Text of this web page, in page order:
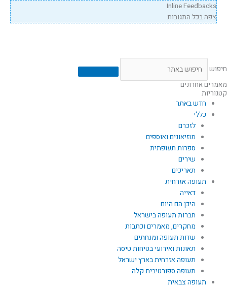
Inline Feedbacks
צפה בכל התגובות
חיפוש
מאמרים אחרונים
קטגוריות
חדש באתר
כללי
לזכרם
מוזיאונים ואוספים
ספרות תעופתית
שירים
תאריכים
תעופה אזרחית
דאייה
היכן הם היום
חברות תעופה בישראל
מחקרים, מאמרים וכתבות
שדות תעופה ומנחתים
תאונות ואירועי בטיחות טיסה
תעופה אזרחית בארץ ישראל
תעופה ספורטיבית קלה
תעופה צבאית